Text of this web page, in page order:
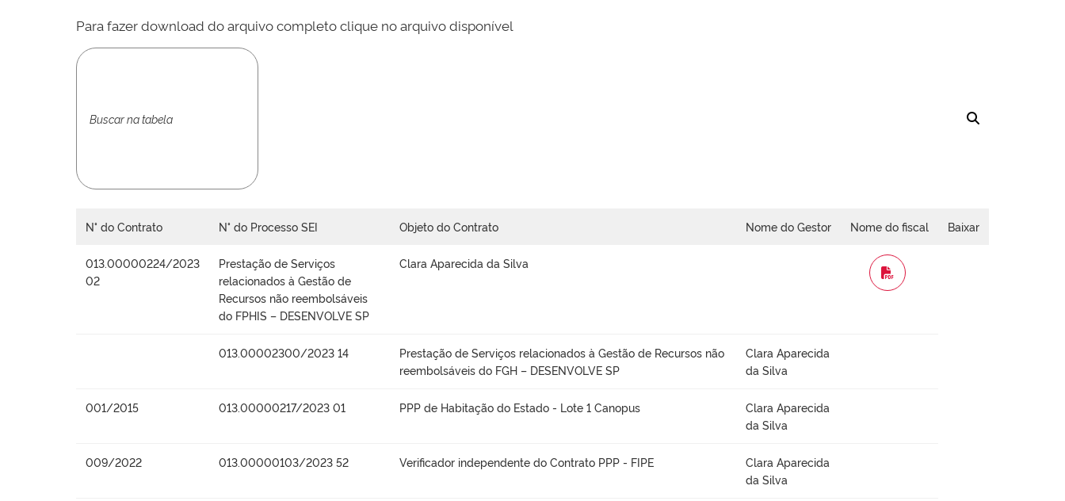
Para fazer download do arquivo completo clique no arquivo disponível
N° do Contrato N° do Processo SEI Objeto do Contrato Nome do Gestor Nome do fiscal Baixar
013.00000224/2023
02
Prestação de Serviços
relacionados à Gestão de
Recursos não reembolsáveis
do FPHIS – DESENVOLVE SP
Clara Aparecida da Silva
WORD
013.00002300/2023 14
Prestação de Serviços relacionados à Gestão de Recursos não
reembolsáveis do FGH – DESENVOLVE SP
Clara Aparecida
da Silva
001/2015 013.00000217/2023 01 PPP de Habitação do Estado - Lote 1 Canopus
Clara Aparecida
da Silva
009/2022 013.00000103/2023 52 Verificador independente do Contrato PPP - FIPE
Clara Aparecida
da Silva